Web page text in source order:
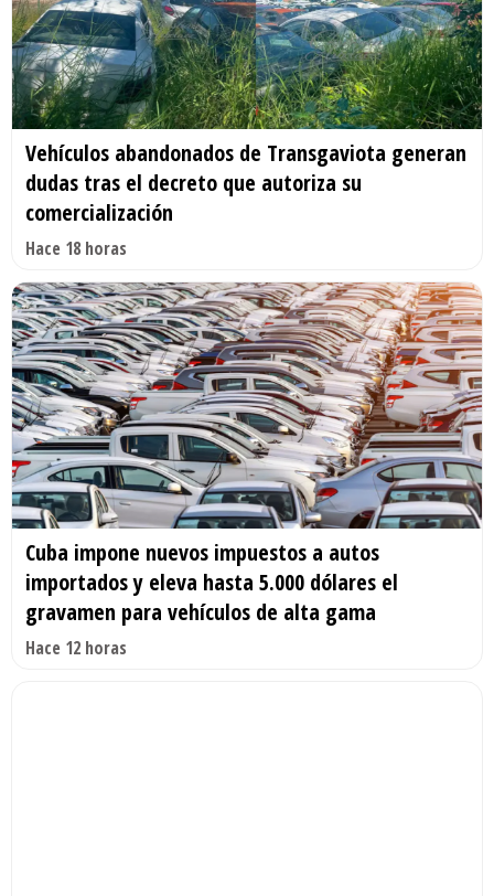
Vehículos abandonados de Transgaviota generan
dudas tras el decreto que autoriza su
comercialización
Hace 18 horas
Cuba impone nuevos impuestos a autos
importados y eleva hasta 5.000 dólares el
gravamen para vehículos de alta gama
Hace 12 horas